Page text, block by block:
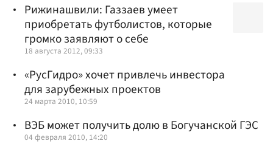
Рижинашвили: Газзаев умеет
приобретать футболистов, которые
громко заявляют о себе
18 августа 2012, 09:33
«РусГидро» хочет привлечь инвестора
для зарубежных проектов
24 марта 2010, 10:59
ВЭБ может получить долю в Богучанской ГЭС
04 февраля 2010, 14:20